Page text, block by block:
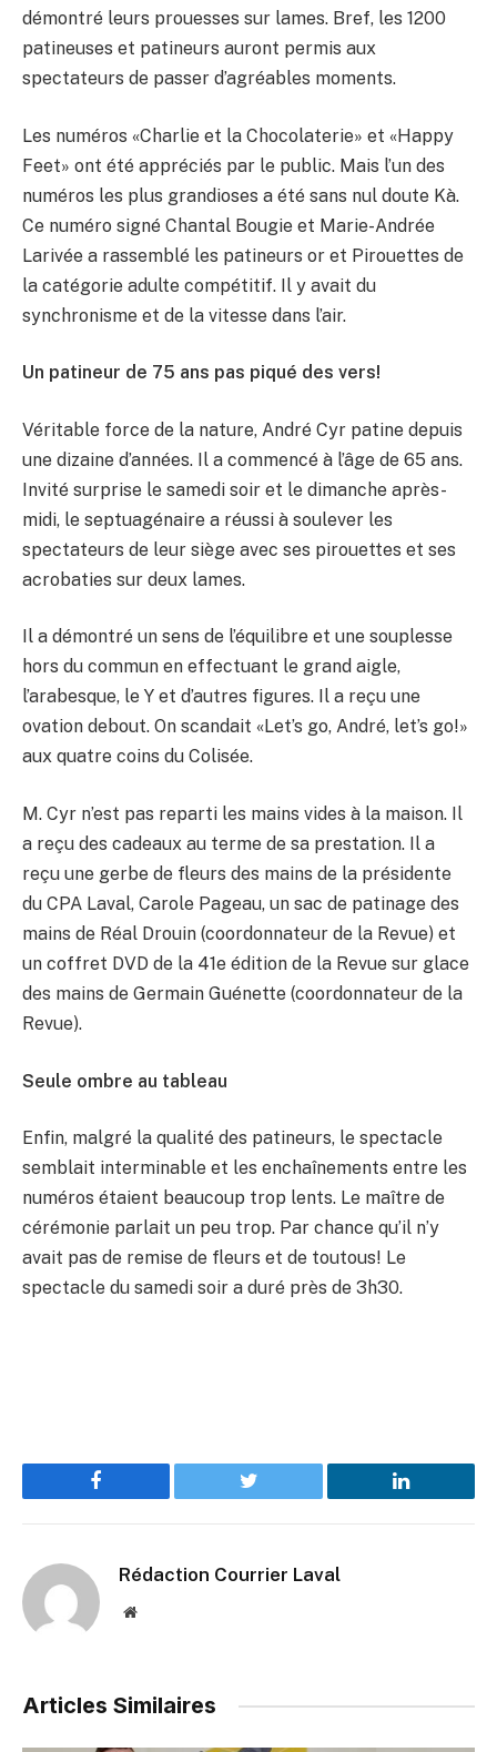
démontré leurs prouesses sur lames. Bref, les 1200
patineuses et patineurs auront permis aux
spectateurs de passer d’agréables moments.
Les numéros «Charlie et la Chocolaterie» et «Happy
Feet» ont été appréciés par le public. Mais l’un des
numéros les plus grandioses a été sans nul doute Kà.
Ce numéro signé Chantal Bougie et Marie-Andrée
Larivée a rassemblé les patineurs or et Pirouettes de
la catégorie adulte compétitif. Il y avait du
synchronisme et de la vitesse dans l’air.
Un patineur de 75 ans pas piqué des vers!
Véritable force de la nature, André Cyr patine depuis
une dizaine d’années. Il a commencé à l’âge de 65 ans.
Invité surprise le samedi soir et le dimanche après-
midi, le septuagénaire a réussi à soulever les
spectateurs de leur siège avec ses pirouettes et ses
acrobaties sur deux lames.
Il a démontré un sens de l’équilibre et une souplesse
hors du commun en effectuant le grand aigle,
l’arabesque, le Y et d’autres figures. Il a reçu une
ovation debout. On scandait «Let’s go, André, let’s go!»
aux quatre coins du Colisée.
M. Cyr n’est pas reparti les mains vides à la maison. Il
a reçu des cadeaux au terme de sa prestation. Il a
reçu une gerbe de fleurs des mains de la présidente
du CPA Laval, Carole Pageau, un sac de patinage des
mains de Réal Drouin (coordonnateur de la Revue) et
un coffret DVD de la 41e édition de la Revue sur glace
des mains de Germain Guénette (coordonnateur de la
Revue).
Seule ombre au tableau
Enfin, malgré la qualité des patineurs, le spectacle
semblait interminable et les enchaînements entre les
numéros étaient beaucoup trop lents. Le maître de
cérémonie parlait un peu trop. Par chance qu’il n’y
avait pas de remise de fleurs et de toutous! Le
spectacle du samedi soir a duré près de 3h30.
Facebook Twitter LinkedIn
Rédaction Courrier Laval
Website
Articles Similaires